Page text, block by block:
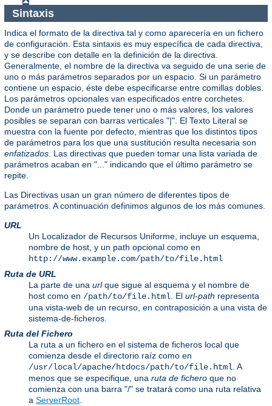
Sintaxis
Indica el formato de la directiva tal y como aparecería en un fichero
de configuración. Esta sintaxis es muy específica de cada directiva,
y se describe con detalle en la definición de la directiva.
Generalmente, el nombre de la directiva va seguido de una serie de
uno o más parámetros separados por un espacio. Si un parámetro
contiene un espacio, éste debe especificarse entre comillas dobles.
Los parámetros opcionales van especificados entre corchetes.
Donde un parámetro puede tener uno o más valores, los valores
posibles se separan con barras verticales "|". El Texto Literal se
muestra con la fuente por defecto, mientras que los distintos tipos
de parámetros para los que una sustitución resulta necesaria son
enfatizados. Las directivas que pueden tomar una lista variada de
parámetros acaban en "..." indicando que el último parámetro se
repite.
Las Directivas usan un gran número de diferentes tipos de
parámetros. A continuación definimos algunos de los más comunes.
URL
Un Localizador de Recursos Uniforme, incluye un esquema,
nombre de host, y un path opcional como en
http://www.example.com/path/to/file.html
Ruta de URL
La parte de una urlque sigue al esquema y el nombre de
host como en /path/to/file.html. El url-path representa
una vista-web de un recurso, en contraposición a una vista de
sistema-de-ficheros.
Ruta del Fichero
La ruta a un fichero en el sistema de ficheros local que
comienza desde el directorio raíz como en
/usr/local/apache/htdocs/path/to/file.html. A
menos que se especifique, una ruta de fichero que no
comienza con una barra "/" se tratará como una ruta relativa
a ServerRoot.